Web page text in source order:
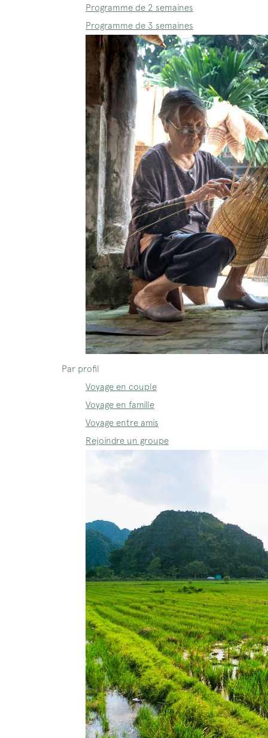
Programme de 2 semaines
Programme de 3 semaines
Par profil
Voyage en couple
Voyage en famille
Voyage entre amis
Rejoindre un groupe